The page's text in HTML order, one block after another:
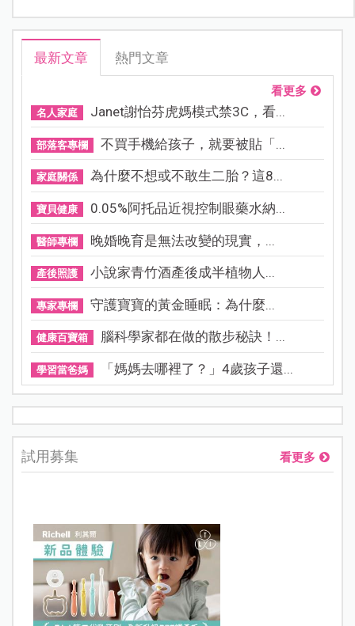
最新文章 熱門文章
看更多
名人家庭 Janet謝怡芬虎媽模式禁3C，看...
部落客專欄 不買手機給孩子，就要被貼「...
家庭關係 為什麼不想或不敢生二胎？這8...
寶貝健康 0.05%阿托品近視控制眼藥水納...
醫師專欄 晚婚晚育是無法改變的現實，...
產後照護 小說家青竹酒產後成半植物人...
專家專欄 守護寶寶的黃金睡眠：為什麼...
健康百寶箱 腦科學家都在做的散步秘訣！...
學習當爸媽 「媽媽去哪裡了？」4歲孩子還...
試用募集 看更多